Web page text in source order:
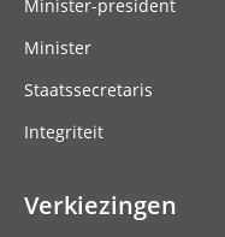
Minister-president
Minister
Staatssecretaris
Integriteit
Verkiezingen